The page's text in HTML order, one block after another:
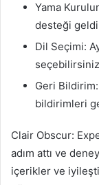
Yama
desteği
Dil Seçimi:
Geri
bildirimleri
Clair Obscur:
adım attı ve
içerikler ve